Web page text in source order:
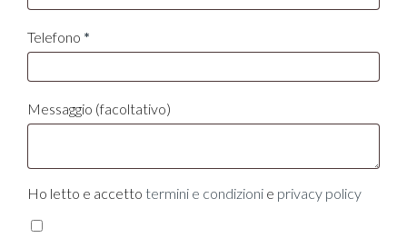
Telefono *
Messaggio (facoltativo)
Ho letto e accetto termini e condizionie privacy policy